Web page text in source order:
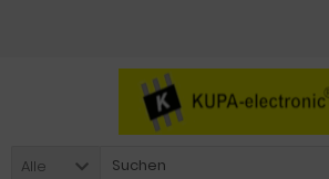
Alle